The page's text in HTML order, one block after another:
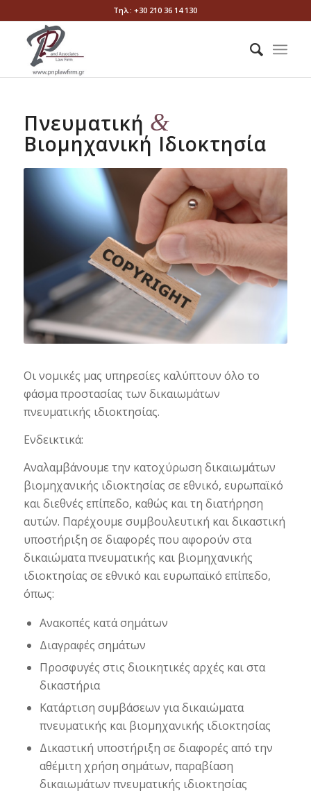
Τηλ.: +30 210 36 14 130
Πνευματική &
Βιομηχανική Ιδιοκτησία
Οι νομικές μας υπηρεσίες καλύπτουν όλο το
φάσμα προστασίας των δικαιωμάτων
πνευματικής ιδιοκτησίας.
Ενδεικτικά:
Αναλαμβάνουμε την κατοχύρωση δικαιωμάτων
βιομηχανικής ιδιοκτησίας σε εθνικό, ευρωπαϊκό
και διεθνές επίπεδο, καθώς και τη διατήρηση
αυτών. Παρέχουμε συμβουλευτική και δικαστική
υποστήριξη σε διαφορές που αφορούν στα
δικαιώματα πνευματικής και βιομηχανικής
ιδιοκτησίας σε εθνικό και ευρωπαϊκό επίπεδο,
όπως:
Ανακοπές κατά σημάτων
Διαγραφές σημάτων
Προσφυγές στις διοικητικές αρχές και στα
δικαστήρια
Κατάρτιση συμβάσεων για δικαιώματα
πνευματικής και βιομηχανικής ιδιοκτησίας
Δικαστική υποστήριξη σε διαφορές από την
αθέμιτη χρήση σημάτων, παραβίαση
δικαιωμάτων πνευματικής ιδιοκτησίας